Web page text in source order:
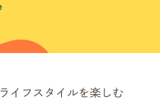
イフスタイルを楽しむ